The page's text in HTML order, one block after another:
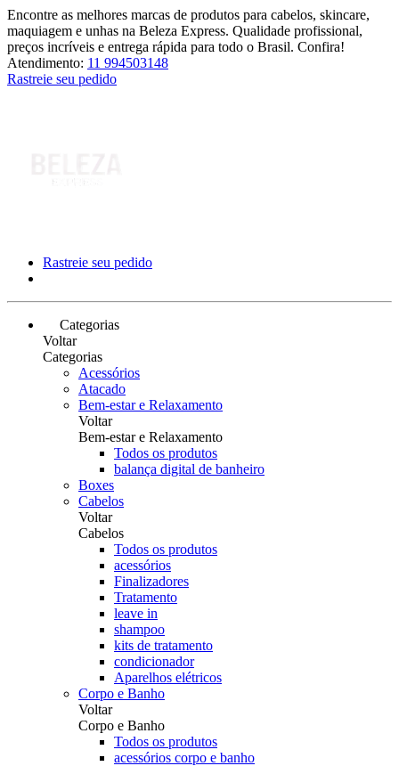
Encontre as melhores marcas de produtos para cabelos, skincare,
maquiagem e unhas na Beleza Express. Qualidade profissional,
preços incríveis e entrega rápida para todo o Brasil. Confira!
Atendimento: 11 994503148
Rastreie seu pedido
Rastreie seu pedido
Categorias
Voltar
Categorias
Acessórios
Atacado
Bem-estar e Relaxamento
Voltar
Bem-estar e Relaxamento
Todos os produtos
balança digital de banheiro
Boxes
Cabelos
Voltar
Cabelos
Todos os produtos
acessórios
Finalizadores
Tratamento
leave in
shampoo
kits de tratamento
condicionador
Aparelhos elétricos
Corpo e Banho
Voltar
Corpo e Banho
Todos os produtos
acessórios corpo e banho